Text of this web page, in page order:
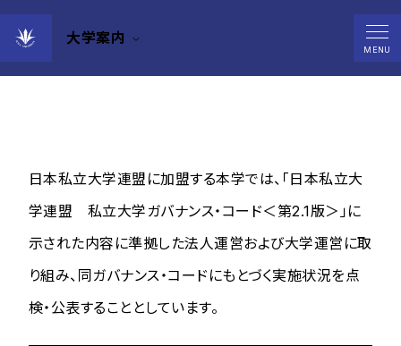
大学案内
MENU
ガバナンス・コード
日本私立大学連盟に加盟する本学では、「日本私立大
学連盟 私立大学ガバナンス・コード＜第2.1版＞」に
示された内容に準拠した法人運営および大学運営に取
り組み、同ガバナンス・コードにもとづく実施状況を点
検・公表することとしています。